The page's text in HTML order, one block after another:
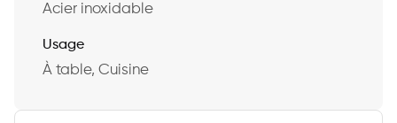
Acier inoxidable
Usage
À table, Cuisine